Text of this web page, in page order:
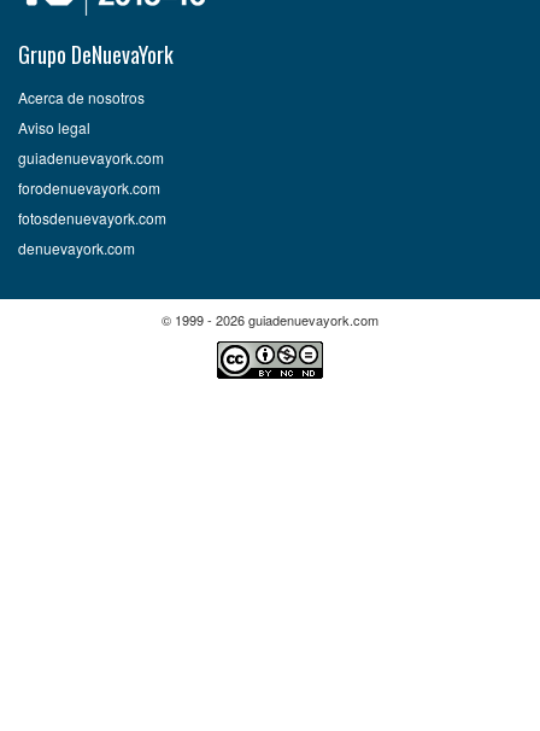
Grupo DeNuevaYork
Acerca de nosotros
Aviso legal
guiadenuevayork.com
forodenuevayork.com
fotosdenuevayork.com
denuevayork.com
© 1999 - 2026 guiadenuevayork.com